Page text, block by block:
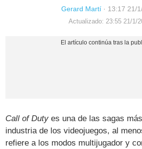
Gerard Martí· 13:17 21/
Actualizado: 23:55 21/1/
Call of Duty es una de las sagas
industria de los videojuegos, al
refiere a los modos multijugador y